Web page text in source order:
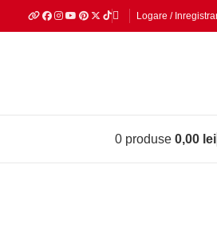
Logare /
0 produse 0,00 lei